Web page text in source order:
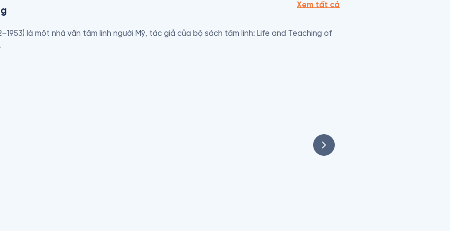
Xem tất cả
là một nhà văn tâm linh người Mỹ, tác giả của bộ sách tâm linh: Life and Teaching of
cho rằng ông sinh ra ở Anh vào năm 1857, Spalding cũng được cho là sinh ra ở North
1872. Ông đã dành phần lớn cuộc đời của mình như một kỹ sư khai thác mỏ ở miền Tây
Viễn Đông lần đầu tiên vào cuối những năm 1800 và sau đó một lần nữa vào những năm
chuyến đi đến Ấn Độ năm 1935 theo sự yêu cầu của nhà xuất bản Devorss & Company
đã được phổ biến rộng rãi ngay cả trong cuộc đời của ông. Khi ông qua đời năm 1953
dẫn mâu thuẫn về tuổi của ông là 95 hay 107. Ngày sinh của ông được cho là "1872-1873"
năm 1880. Tuy nhiên, điều đó có thể có nghĩa là lần đầu tiên ông đến Mỹ vì vào thời điểm
ngoài sẽ được cung cấp ngày sinh và tên mới khi họ mới đến Mỹ. Ngày này cũng được ghi
năm 1911 ở California. Trong các hồ sơ khác, nơi sinh của ông được cho là Anh với việc ông